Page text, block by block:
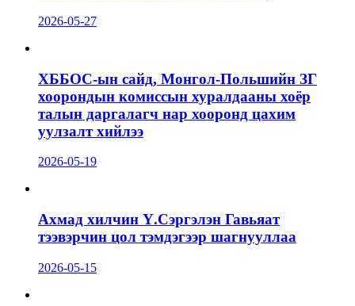
2026-05-27
ХББОС-ын сайд, Монгол-Польшийн ЗГ
хоорондын комиссын хуралдааны хоёр
талын даргалагч нар хооронд цахим
уулзалт хийлээ
2026-05-19
Ахмад хилчин Ү.Сэргэлэн Гавьяат
тээвэрчин цол тэмдэгээр шагнууллаа
2026-05-15